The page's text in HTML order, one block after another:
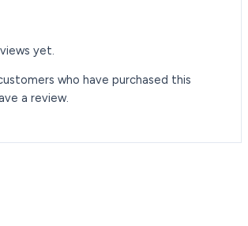
yet.
who have purchased this
a review.